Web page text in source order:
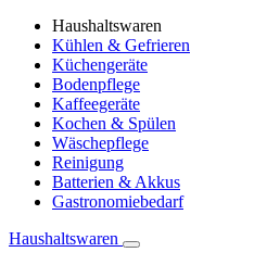
Haushaltswaren
Kühlen & Gefrieren
Küchengeräte
Bodenpflege
Kaffeegeräte
Kochen & Spülen
Wäschepflege
Reinigung
Batterien & Akkus
Gastronomiebedarf
Haushaltswaren